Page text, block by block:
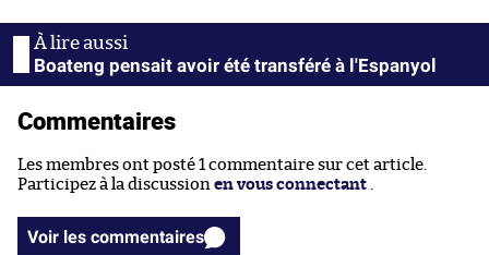
Boateng pensait avoir été transféré à l'Espanyol
Commentaires
Les membres ont posté 1 commentaire sur cet article.
Participez à la discussion en vous connectant
Voir les commentaires